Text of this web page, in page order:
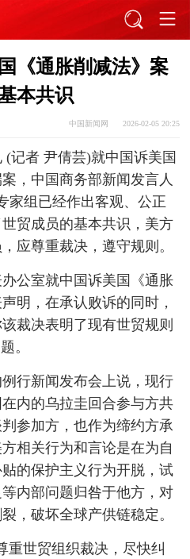
《通胀削减法》案
本共识
中国新闻网 2026-02-05 20:25
(记者 尹倩芸)就中国诉美国
，中国商务部新闻发言人
家组已经作出客观、公正
贸成员的基本共识，美方
应尊重裁决，遵守规则。
公室就中国诉美国《通胀
明，在承认败诉的同时，
裁决表明了现有世贸规则
。
行新闻发布会上说，现行
内的乌拉圭回合参与方共
参加方，也作为缔约方承
相关行为和言论是在为自
的保护主义行为开脱，试
内部问题归咎于他方，对
，破坏全球产供链稳定。
重世贸组织裁决，尽快纠